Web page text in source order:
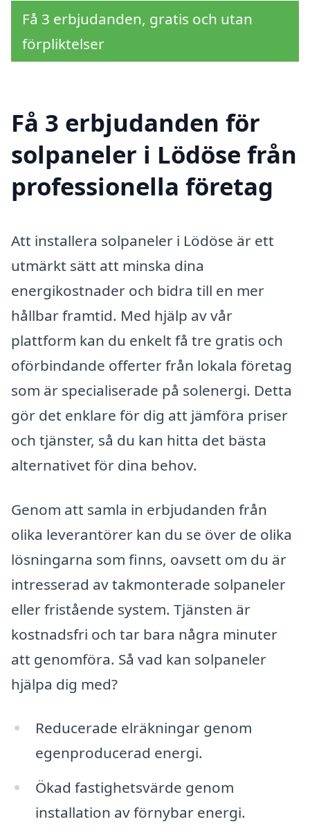
Få 3 erbjudanden, gratis och utan
förpliktelser
Få 3 erbjudanden för
solpaneler i Lödöse från
professionella företag
Att installera solpaneler i Lödöse är ett
utmärkt sätt att minska dina
energikostnader och bidra till en mer
hållbar framtid. Med hjälp av vår
plattform kan du enkelt få tre gratis och
oförbindande offerter från lokala företag
som är specialiserade på solenergi. Detta
gör det enklare för dig att jämföra priser
och tjänster, så du kan hitta det bästa
alternativet för dina behov.
Genom att samla in erbjudanden från
olika leverantörer kan du se över de olika
lösningarna som finns, oavsett om du är
intresserad av takmonterade solpaneler
eller fristående system. Tjänsten är
kostnadsfri och tar bara några minuter
att genomföra. Så vad kan solpaneler
hjälpa dig med?
Reducerade elräkningar genom
egenproducerad energi.
Ökad fastighetsvärde genom
installation av förnybar energi.